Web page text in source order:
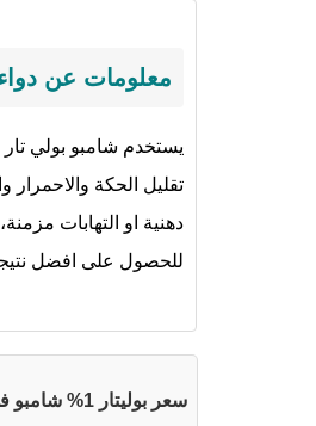
معلومات عن دواء
يستخدم شامبو بولي
تقليل الحكة
دهنية او التهابات
للحصول على افضل
سعر بوليتار 1% شامبو في السعودية